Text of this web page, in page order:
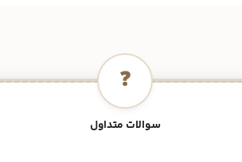
❓
سوالات متداول